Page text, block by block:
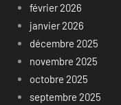
février 2026
janvier 2026
décembre 2025
novembre 2025
octobre 2025
septembre 2025